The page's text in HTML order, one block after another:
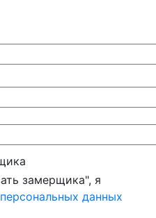
замерщика", я
данных